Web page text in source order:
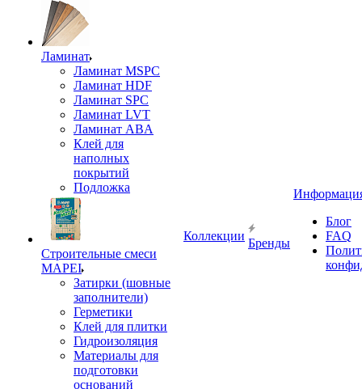
Ламинат
Ламинат MSPC
Ламинат HDF
Ламинат SPC
Ламинат LVT
Ламинат ABA
Клей для
наполных
покрытий
Подложка
Строительные смеси
MAPEI
Затирки (шовные
заполнители)
Герметики
Клей для плитки
Гидроизоляция
Материалы для
подготовки
оснований
Коллекции
Бренды
Блог
FAQ